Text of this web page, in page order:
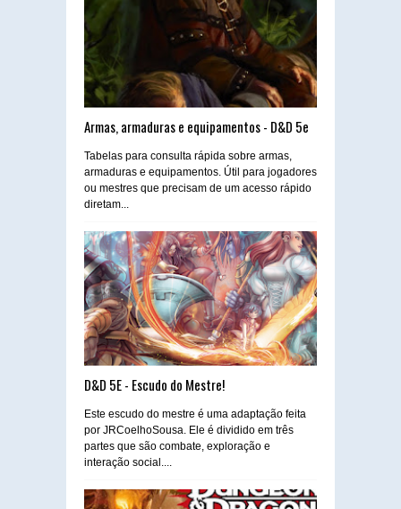
Armas, armaduras e equipamentos - D&D 5e
Tabelas para consulta rápida sobre armas,
armaduras e equipamentos. Útil para jogadores
ou mestres que precisam de um acesso rápido
diretam...
D&D 5E - Escudo do Mestre!
Este escudo do mestre é uma adaptação feita
por JRCoelhoSousa. Ele é dividido em três
partes que são combate, exploração e
interação social....